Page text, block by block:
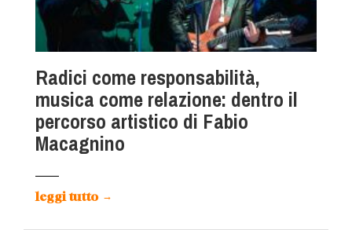
Radici come responsabilità,
musica come relazione: dentro il
percorso artistico di Fabio
Macagnino
leggi tutto →